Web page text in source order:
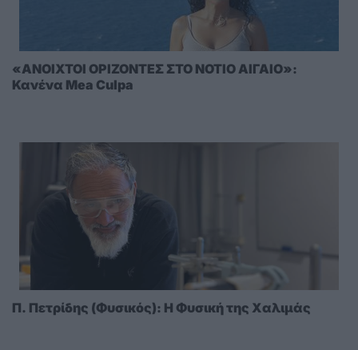
«ΑΝΟΙΧΤΟΙ ΟΡΙΖΟΝΤΕΣ ΣΤΟ ΝΟΤΙΟ ΑΙΓΑΙΟ»:
Κανένα Mea Culpa
Π. Πετρίδης (Φυσικός): Η Φυσική της Χαλιμάς